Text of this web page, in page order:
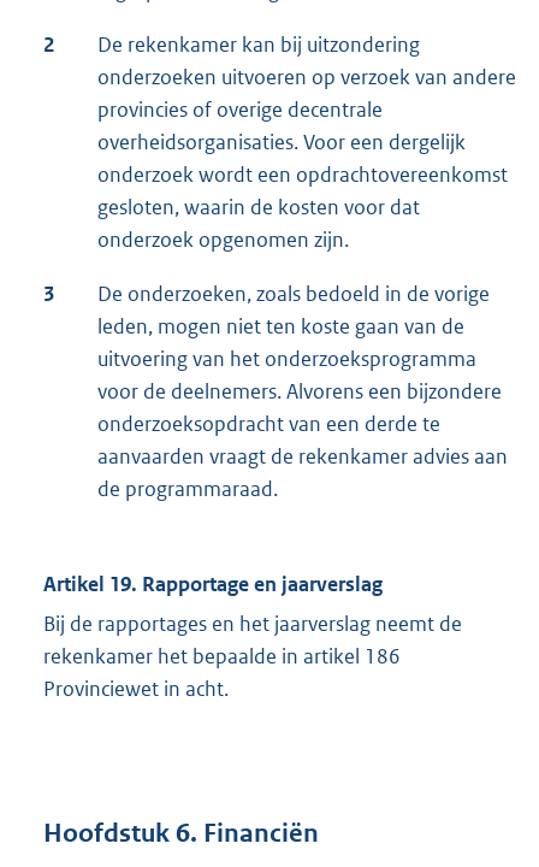
2
De rekenkamer kan bij uitzondering
onderzoeken uitvoeren op verzoek van andere
provincies of overige decentrale
overheidsorganisaties. Voor een dergelijk
onderzoek wordt een opdrachtovereenkomst
gesloten, waarin de kosten voor dat
onderzoek opgenomen zijn.
3
De onderzoeken, zoals bedoeld in de vorige
leden, mogen niet ten koste gaan van de
uitvoering van het onderzoeksprogramma
voor de deelnemers. Alvorens een bijzondere
onderzoeksopdracht van een derde te
aanvaarden vraagt de rekenkamer advies aan
de programmaraad.
Artikel 19. Rapportage en jaarverslag
Bij de rapportages en het jaarverslag neemt de
rekenkamer het bepaalde in artikel 186
Provinciewet in acht.
Hoofdstuk 6. Financiën